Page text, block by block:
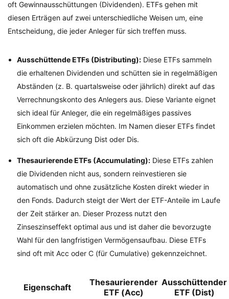
oft Gewinnausschüttungen (Dividenden). ETFs gehen mit
diesen Erträgen auf zwei unterschiedliche Weisen um, eine
Entscheidung, die jeder Anleger für sich treffen muss.
Ausschüttende ETFs (Distributing): Diese ETFs sammeln
die erhaltenen Dividenden und schütten sie in regelmäßigen
Abständen (z. B. quartalsweise oder jährlich) direkt auf das
Verrechnungskonto des Anlegers aus. Diese Variante eignet
sich ideal für Anleger, die ein regelmäßiges passives
Einkommen erzielen möchten. Im Namen dieser ETFs findet
sich oft die Abkürzung Dist oder Dis.
Thesaurierende ETFs (Accumulating): Diese ETFs zahlen
die Dividenden nicht aus, sondern reinvestieren sie
automatisch und ohne zusätzliche Kosten direkt wieder in
den Fonds. Dadurch steigt der Wert der ETF-Anteile im Laufe
der Zeit stärker an. Dieser Prozess nutzt den
Zinseszinseffekt optimal aus und ist daher die bevorzugte
Wahl für den langfristigen Vermögensaufbau. Diese ETFs
sind oft mit Acc oder C (für Cumulative) gekennzeichnet.
Eigenschaft
Thesaurierender
ETF (Acc)
Ausschüttender
ETF (Dist)